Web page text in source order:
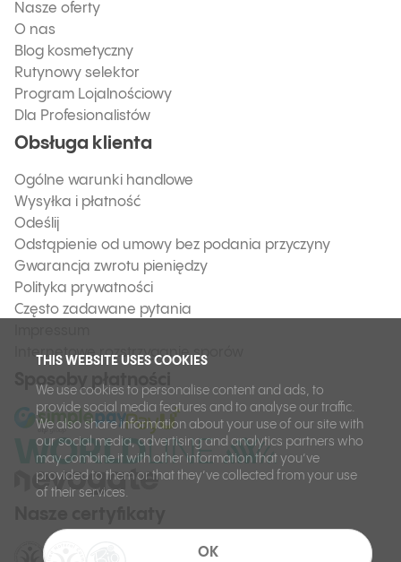
THIS WEBSITE USES COOKIES
We use cookies to personalise content and ads, to
provide social media features and to analyse our traffic.
We also share information about your use of our site with
our social media, advertising and analytics partners who
may combine it with other information that you’ve
provided to them or that they’ve collected from your use
of their services.
OK
Nasze oferty
O nas
Blog kosmetyczny
Rutynowy selektor
Program Lojalnościowy
Dla Profesionalistów
Obsługa klienta
Ogólne warunki handlowe
Wysyłka i płatność
Odeślij
Odstąpienie od umowy bez podania przyczyny
Gwarancja zwrotu pieniędzy
Polityka prywatności
Często zadawane pytania
Internetowe rozstrzyganie sporów
Sposoby płatności